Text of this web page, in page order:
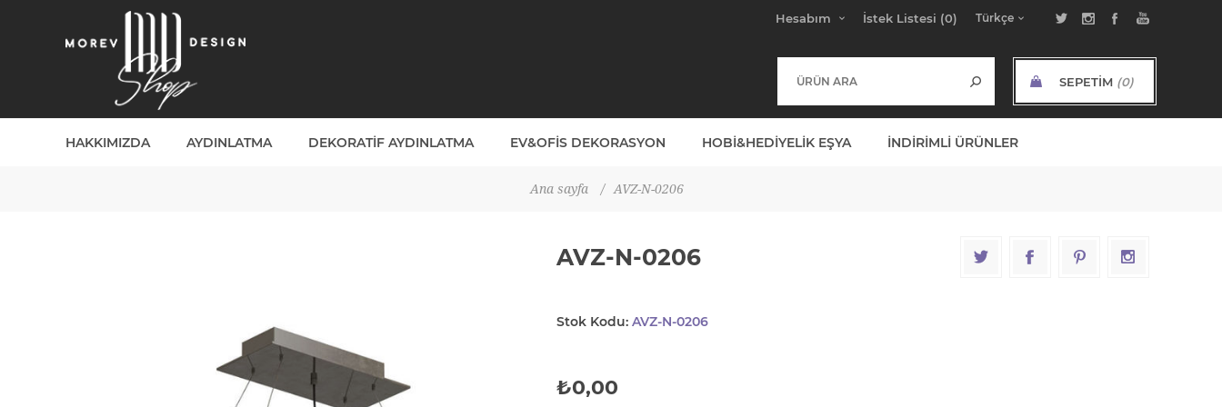
Hesabım İstek Listesi (0)
SEPETIM (0)
HAKKIMIZDA AYDINLATMA DEKORATIF AYDINLATMA EV&OFIS DEKORASYON HOBI&HEDIYELIK EŞYA İNDIRIMLI ÜRÜNLER
Ana sayfa / AVZ-N-0206
AVZ-N-0206
Stok Kodu: AVZ-N-0206
₺0,00